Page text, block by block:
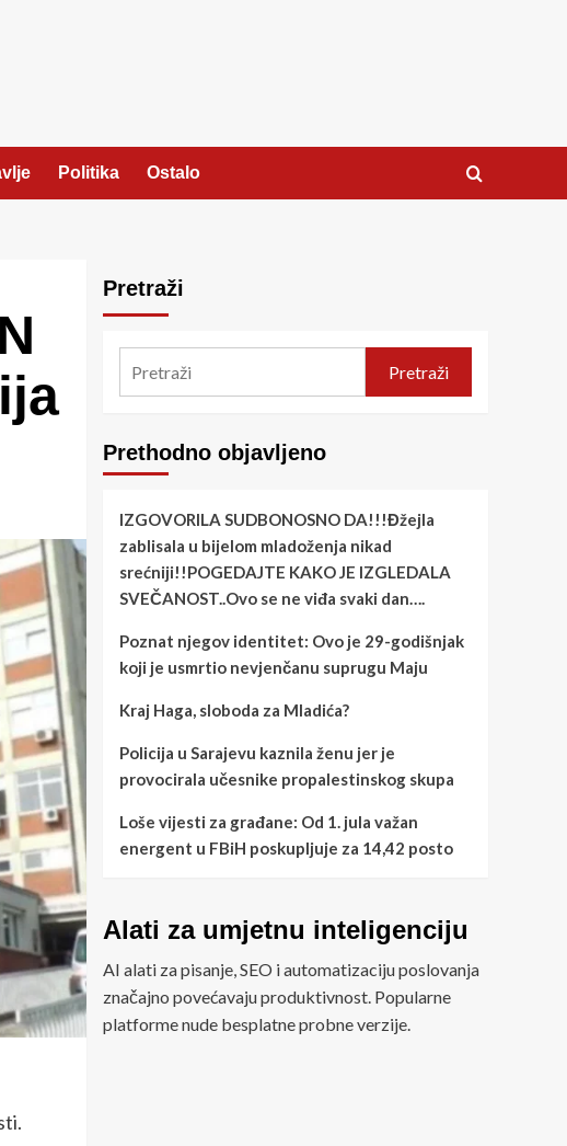
Politika Ostalo
Pretraži
Pretraži
Prethodno objavljeno
IZGOVORILA SUDBONOSNO DA!!!Đžejla
zablisala u bijelom mladoženja nikad
srećniji!!POGEDAJTE KAKO JE IZGLEDALA
SVEČANOST..Ovo se ne viđa svaki dan….
Poznat njegov identitet: Ovo je 29-godišnjak
koji je usmrtio nevjenčanu suprugu Maju
Kraj Haga, sloboda za Mladića?
Policija u Sarajevu kaznila ženu jer je
provocirala učesnike propalestinskog skupa
Loše vijesti za građane: Od 1. jula važan
energent u FBiH poskupljuje za 14,42 posto
Alati za umjetnu inteligenciju
AI alati za pisanje, SEO i automatizaciju poslovanja
značajno povećavaju produktivnost. Popularne
platforme nude besplatne probne verzije.